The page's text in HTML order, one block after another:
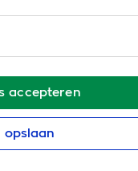
accepteren
opslaan